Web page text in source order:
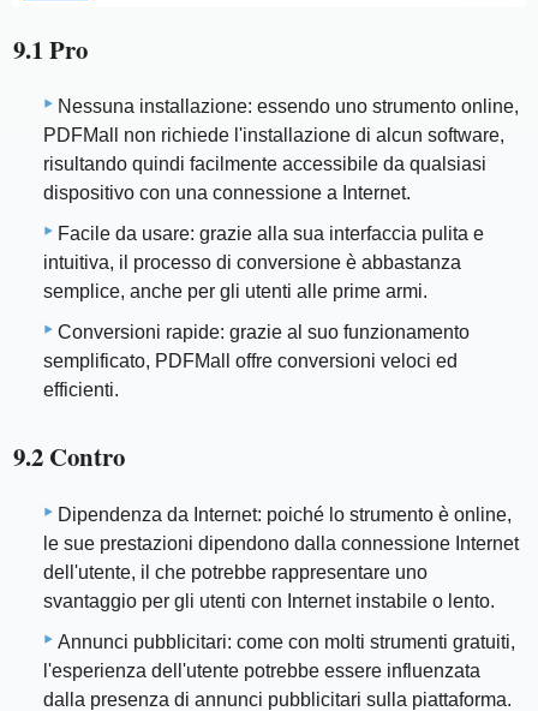
9.1 Pro
Nessuna installazione: essendo uno strumento online,
PDFMall non richiede l'installazione di alcun software,
risultando quindi facilmente accessibile da qualsiasi
dispositivo con una connessione a Internet.
Facile da usare: grazie alla sua interfaccia pulita e
intuitiva, il processo di conversione è abbastanza
semplice, anche per gli utenti alle prime armi.
Conversioni rapide: grazie al suo funzionamento
semplificato, PDFMall offre conversioni veloci ed
efficienti.
9.2 Contro
Dipendenza da Internet: poiché lo strumento è online,
le sue prestazioni dipendono dalla connessione Internet
dell'utente, il che potrebbe rappresentare uno
svantaggio per gli utenti con Internet instabile o lento.
Annunci pubblicitari: come con molti strumenti gratuiti,
l'esperienza dell'utente potrebbe essere influenzata
dalla presenza di annunci pubblicitari sulla piattaforma.